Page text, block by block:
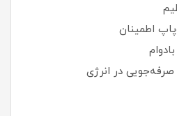
اطمینان
در انرژی